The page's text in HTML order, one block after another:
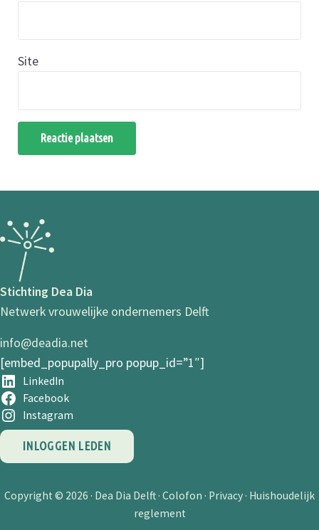
Site
Stichting Dea Dia
Netwerk vrouwelijke ondernemers Delft
info@deadia.net
[embed_popupally_pro popup_id=”1″]
LinkedIn
Facebook
Instagram
INLOGGEN LEDEN
Copyright © 2026 · Dea Dia Delft · Colofon · Privacy · Huishoudelijk
reglement